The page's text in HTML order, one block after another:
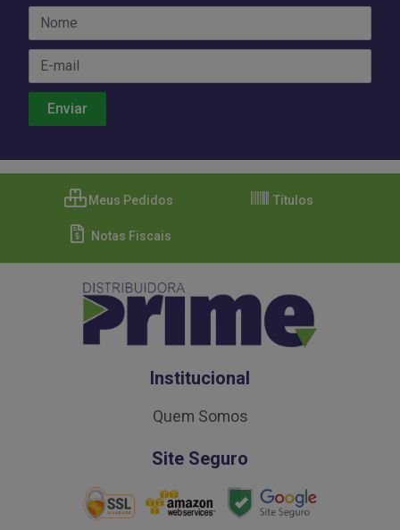
Meus Pedidos Títulos
Notas Fiscais
Institucional
Quem Somos
Site Seguro